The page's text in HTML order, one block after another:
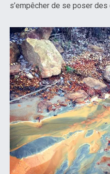
s’empêcher de se poser des